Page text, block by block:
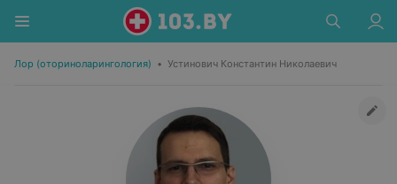
Лор (оториноларингология) • Устинович Константин Николаевич